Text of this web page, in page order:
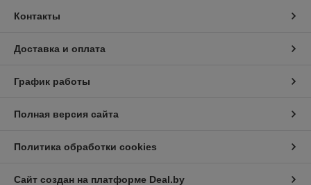
Контакты
Доставка и оплата
График работы
Полная версия сайта
Политика обработки cookies
Сайт создан на платформе Deal.by